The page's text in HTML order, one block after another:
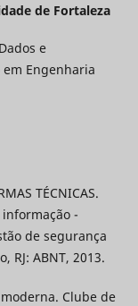
de Fortaleza
e
Engenharia
TÉCNICAS.
informação -
de segurança
RJ: ABNT, 2013.
moderna. Clube de